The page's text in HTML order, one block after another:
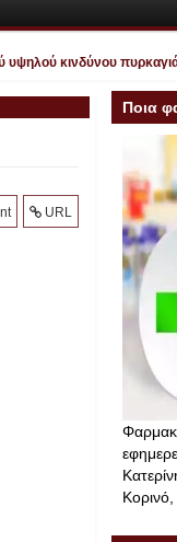
κινδύνου πυρκαγιάς
URL
Ποια
Κορινό,